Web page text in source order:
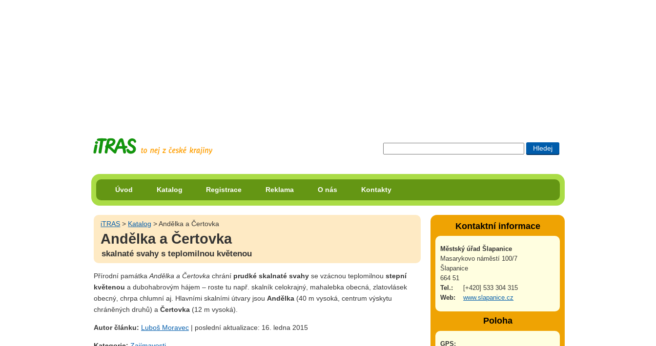
Úvod Katalog Registrace Reklama O nás Kontakty
iTRAS > Katalog > Andělka a Čertovka
Andělka a Čertovka
skalnaté svahy s teplomilnou květenou
Přírodní památka Andělka a Čertovka chrání prudké skalnaté svahy se vzácnou teplomilnou stepní
květenou a dubohabrovým hájem – roste tu např. skalník celokrajný, mahalebka obecná, zlatovlásek
obecný, chrpa chlumní aj. Hlavními skalními útvary jsou Andělka (40 m vysoká, centrum výskytu
chráněných druhů) a Čertovka (12 m vysoká).
Autor článku: Luboš Moravec | poslední aktualizace: 16. ledna 2015
Kontaktní informace
Městský úřad Šlapanice
Masarykovo náměstí 100/7
Šlapanice
664 51
Tel.:
[+420] 533 304 315
Web:
www.slapanice.cz
Poloha
GPS: